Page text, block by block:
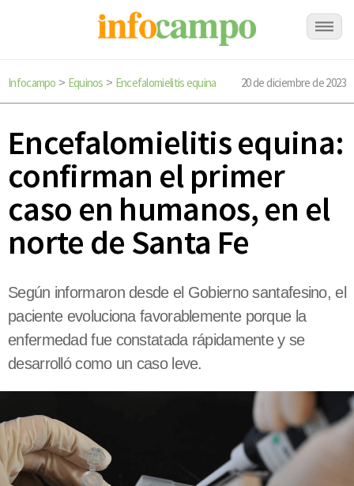
Infocampo > Equinos > Encefalomielitis equina 20 de diciembre de 2023
Encefalomielitis equina:
confirman el primer
caso en humanos, en el
norte de Santa Fe
Según informaron desde el Gobierno santafesino, el
paciente evoluciona favorablemente porque la
enfermedad fue constatada rápidamente y se
desarrolló como un caso leve.